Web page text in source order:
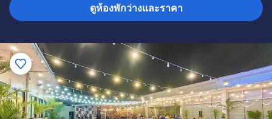
ดูห้องพักว่างและราคา